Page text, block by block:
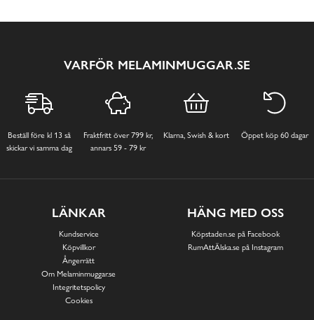
VARFÖR MELAMINMUGGAR.SE
Beställ före kl 13 så
skickar vi samma dag
Fraktfritt över 799 kr,
annars 59 - 79 kr
Klarna, Swish & kort Öppet köp 60 dagar
LÄNKAR
Kundservice
Köpvillkor
Ångerrätt
Om Melaminmuggar.se
Integritetspolicy
Cookies
HÄNG MED OSS
Köpstaden.se på Facebook
RumAttÄlska.se på Instagram